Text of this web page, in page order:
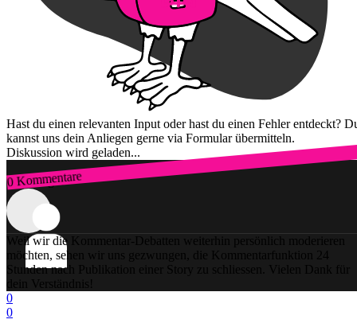
Hast du einen relevanten Input oder hast du einen Fehler entdeckt?
kannst uns dein Anliegen gerne via Formular übermitteln.
Diskussion wird geladen...
0 Kommentare
Zum Login
Weil wir die Kommentar-Debatten weiterhin persönlich moderieren
möchten, sehen wir uns gezwungen, die Kommentarfunktion 24
Stunden nach Publikation einer Story zu schliessen. Vielen Dank für
dein Verständnis!
0
0